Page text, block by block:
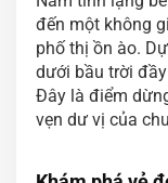
đến một không
phố thị ồn ào.
dưới bầu trời
Đây là điểm
vẹn dư vị của